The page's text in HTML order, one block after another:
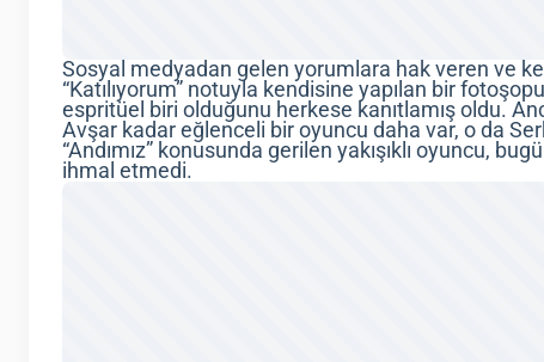
Sosyal medyadan gelen yorumlara hak veren ve
“Katılıyorum” notuyla kendisine yapılan bir
espritüel biri olduğunu herkese kanıtlamış oldu.
Avşar kadar eğlenceli bir oyuncu daha var, o da
“Andımız” konusunda gerilen yakışıklı oyuncu,
ihmal etmedi.